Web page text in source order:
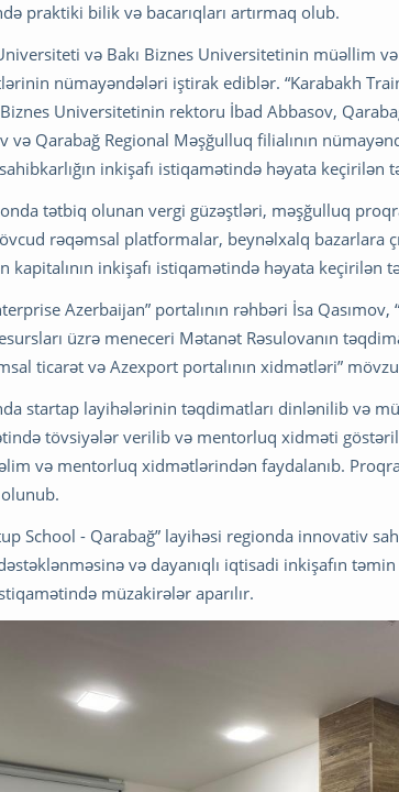
praktiki bilik və bacarıqları artırmaq olub.
və Bakı Biznes Universitetinin müəllim
nümayəndələri iştirak ediblər. “Karabakh
Universitetinin rektoru İbad Abbasov,
Qarabağ Regional Məşğulluq filialının
inkişafı istiqamətində həyata
tətbiq olunan vergi güzəştləri, məşğulluq
rəqəmsal platformalar, beynəlxalq bazarlara
kapitalının inkişafı istiqamətində həyata
Azerbaijan” portalının rəhbəri İsa
üzrə meneceri Mətanət Rəsulovanın
ticarət və Azexport portalının xidmətləri”
startap layihələrinin təqdimatları dinlənilib və
tövsiyələr verilib və mentorluq xidməti
və mentorluq xidmətlərindən faydalanıb.
School - Qarabağ” layihəsi regionda innovativ
və dayanıqlı iqtisadi inkişafın
müzakirələr aparılır.